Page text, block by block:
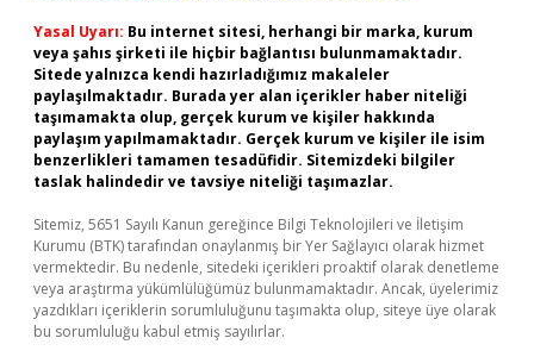
Yasal Uyarı: Bu internet sitesi, herhangi bir marka, kurum
veya şahıs şirketi ile hiçbir bağlantısı bulunmamaktadır.
Sitede yalnızca kendi hazırladığımız makaleler
paylaşılmaktadır. Burada yer alan içerikler haber niteliği
taşımamakta olup, gerçek kurum ve kişiler hakkında
paylaşım yapılmamaktadır. Gerçek kurum ve kişiler ile isim
benzerlikleri tamamen tesadüfidir. Sitemizdeki bilgiler
taslak halindedir ve tavsiye niteliği taşımazlar.
Sitemiz, 5651 Sayılı Kanun gereğince Bilgi Teknolojileri ve İletişim
Kurumu (BTK) tarafından onaylanmış bir Yer Sağlayıcı olarak hizmet
vermektedir. Bu nedenle, sitedeki içerikleri proaktif olarak denetleme
veya araştırma yükümlülüğümüz bulunmamaktadır. Ancak, üyelerimiz
yazdıkları içeriklerin sorumluluğunu taşımakta olup, siteye üye olarak
bu sorumluluğu kabul etmiş sayılırlar.